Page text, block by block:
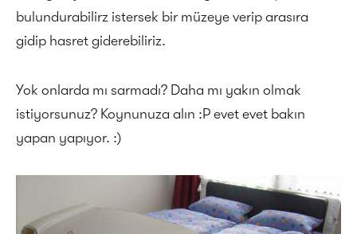
bulundurabilirz istersek bir müzeye verip arasıra
gidip hasret giderebiliriz.
Yok onlarda mı sarmadı? Daha mı yakın olmak
istiyorsunuz? Koynunuza alın :P evet evet bakın
yapan yapıyor. :)